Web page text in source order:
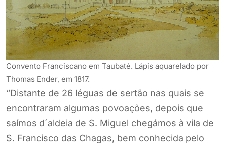
Convento Franciscano em Taubaté. Lápis aquarelado por
Thomas Ender, em 1817.
“Distante de 26 léguas de sertão nas quais se
encontraram algumas povoações, depois que
saímos d´aldeia de S. Miguel chegámos à vila de
S. Francisco das Chagas, bem conhecida pelo